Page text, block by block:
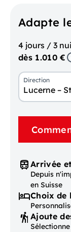
Adapte
4 jours / 3
dès 1.010 €
Direction
Lucerne –
Arrivée
Depuis
en Suisse
Choix de
Ajoute